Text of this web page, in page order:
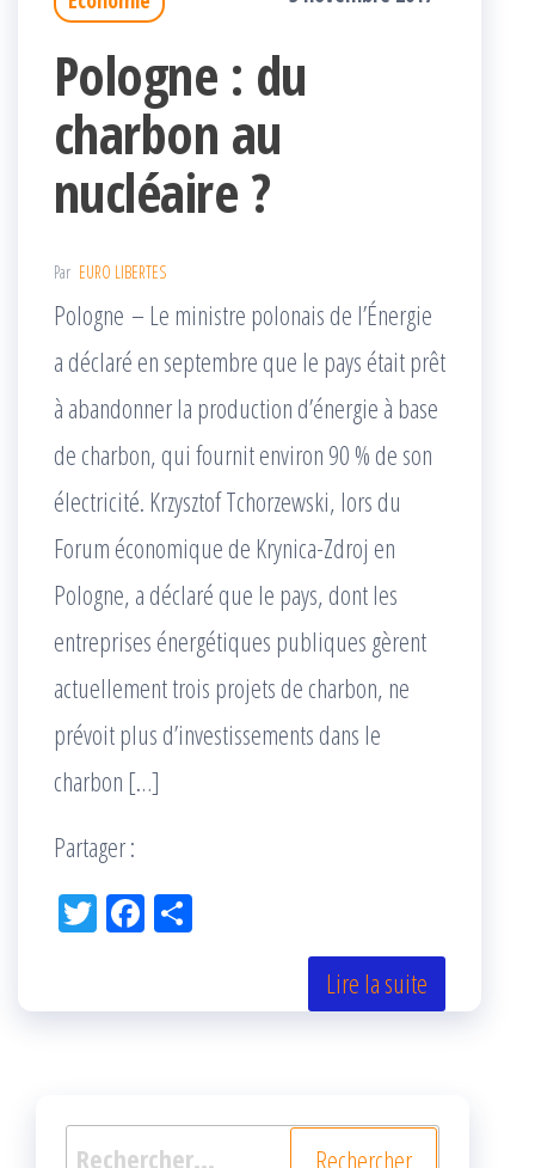
Pologne : du
charbon au
nucléaire ?
Par EURO LIBERTES
Pologne – Le ministre polonais de l’Énergie
a déclaré en septembre que le pays était prêt
à abandonner la production d’énergie à base
de charbon, qui fournit environ 90 % de son
électricité. Krzysztof Tchorzewski, lors du
Forum économique de Krynica-Zdroj en
Pologne, a déclaré que le pays, dont les
entreprises énergétiques publiques gèrent
actuellement trois projets de charbon, ne
prévoit plus d’investissements dans le
charbon […]
Partager :
Tw Fac
k r
Lire la suite
Rechercher :